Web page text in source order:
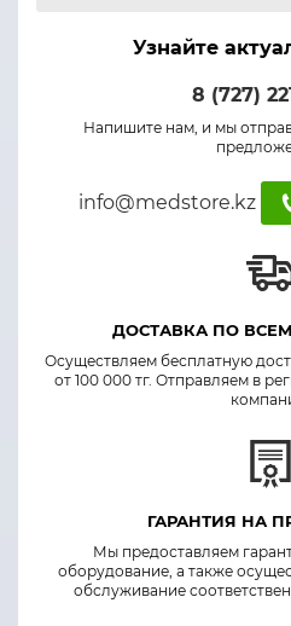
Узнайте
8 (727)
Напишите нам, и мы
info@medstore.kz
ДОСТАВКА ПО
Осуществляем бесплатную
от 100 000 тг. Отправляем в
ГАРАНТИЯ НА
Мы предоставляем
оборудование, а также
обслуживание